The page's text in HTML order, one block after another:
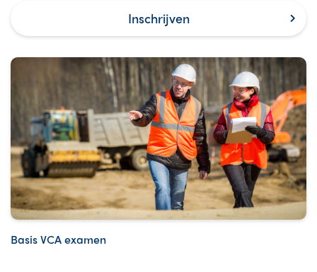
Inschrijven
Basis VCA examen